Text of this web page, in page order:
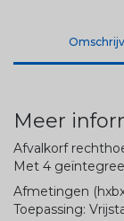
Meer
Afvalkorf
Met 4
Afmetingen
Toepassing: